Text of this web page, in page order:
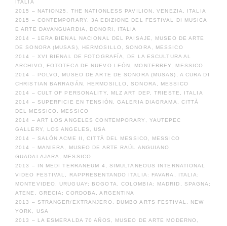
ITALIA
2015 – NATION25, THE NATIONLESS PAVILION, VENEZIA, ITALIA
2015 – CONTEMPORARY, 3A EDIZIONE DEL FESTIVAL DI MUSICA
E ARTE DAVANGUARDIA, DONORI, ITALIA
2014 – 1ERA BIENAL NACIONAL DEL PAISAJE, MUSEO DE ARTE
DE SONORA (MUSAS), HERMOSILLO, SONORA, MESSICO
2014 – XVI BIENAL DE FOTOGRAFÍA, DE LA ESCULTURA AL
ARCHIVO, FOTOTECA DE NUEVO LEÓN, MONTERREY, MESSICO
2014 – POLVO, MUSEO DE ARTE DE SONORA (MUSAS), A CURA DI
CHRISTIAN BARRAGÁN, HERMOSILLO, SONORA, MESSICO
2014 – CULT OF PERSONALITY, MLZ ART DEP, TRIESTE, ITALIA
2014 – SUPERFICIE EN TENSIÓN, GALERIA DIAGRAMA, CITTÀ
DEL MESSICO, MESSICO
2014 – ART LOS ANGELES CONTEMPORARY, YAUTEPEC
GALLERY, LOS ANGELES, USA
2014 – SALÓN ACME II, CITTÀ DEL MESSICO, MESSICO
2014 – MANIERA, MUSEO DE ARTE RAÚL ANGUIANO,
GUADALAJARA, MESSICO
2013 – IN MEDI TERRANEUM 4, SIMULTANEOUS INTERNATIONAL
VIDEO FESTIVAL, RAPPRESENTANDO ITALIA: FAVARA, ITALIA;
MONTEVIDEO, URUGUAY; BOGOTA, COLOMBIA; MADRID, SPAGNA;
ATENE, GRECIA; CORDOBA, ARGENTINA
2013 – STRANGER/EXTRANJERO, DUMBO ARTS FESTIVAL, NEW
YORK, USA
2013 – LA ESMERALDA 70 AÑOS, MUSEO DE ARTE MODERNO,